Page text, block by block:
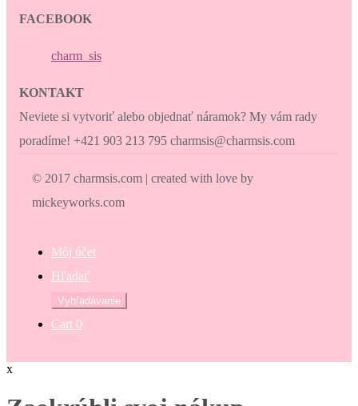
FACEBOOK
charm_sis
KONTAKT
Neviete si vytvoriť alebo objednať náramok? My vám rady
poradíme! +421 903 213 795 charmsis@charmsis.com
© 2017 charmsis.com | created with love by
mickeyworks.com
Môj účet
Hľadať
Hľadať:
Vyhľadávanie
Cart 0
x